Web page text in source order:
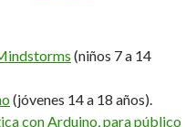
(niños 7 a 14
(jóvenes 14 a 18 años).
con Arduino, para público